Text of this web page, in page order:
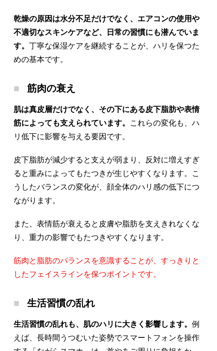
乾燥の原因は水分不足だけでなく、エアコンの使用や
不適切なスキンケアなど、日常の習慣にも潜んでいま
す。 丁寧な保湿ケアを継続することが、ハリを保つた
めの基本です。
筋肉の衰え
肌は真皮層だけでなく、その下にある皮下脂肪や表情
筋によっても支えられています。
これらの変化も、ハ
リ低下に影響を与える要因です。
皮下脂肪が減少すると支えが弱まり、反対に増えすぎ
ると重みによってもたつきが生じやすくなります。こ
うしたバランスの変化が、顔全体のハリ感の低下につ
ながります。
また、表情筋が衰えると皮膚や脂肪を支えきれなくな
り、重力の影響でもたつきやすくなります。
筋肉と脂肪のバランスを意識することが、すっきりと
したフェイスラインを保つポイントです。
生活習慣の乱れ
生活習慣の乱れも、肌のハリに大きく影響します。 例
えば、長時間うつむいた姿勢でスマートフォンを操作